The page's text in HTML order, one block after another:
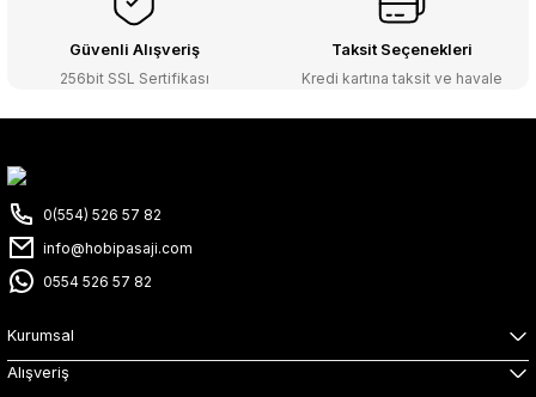
Güvenli Alışveriş
256bit SSL Sertifikası
Taksit Seçenekleri
Kredi kartına taksit ve havale
0(554) 526 57 82
info@hobipasaji.com
0554 526 57 82
Kurumsal
Alışveriş